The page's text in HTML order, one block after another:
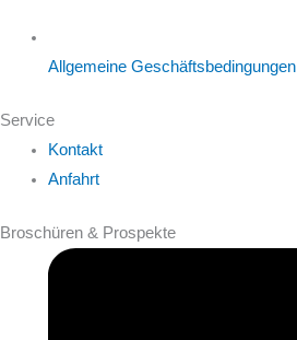
Allgemeine Geschäftsbedingungen
Service
Kontakt
Anfahrt
Broschüren & Prospekte